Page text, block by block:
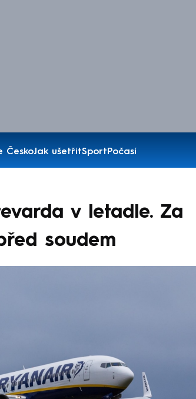
ČeskoJak ušetřitSportPočasí
v letadle. Za
soudem